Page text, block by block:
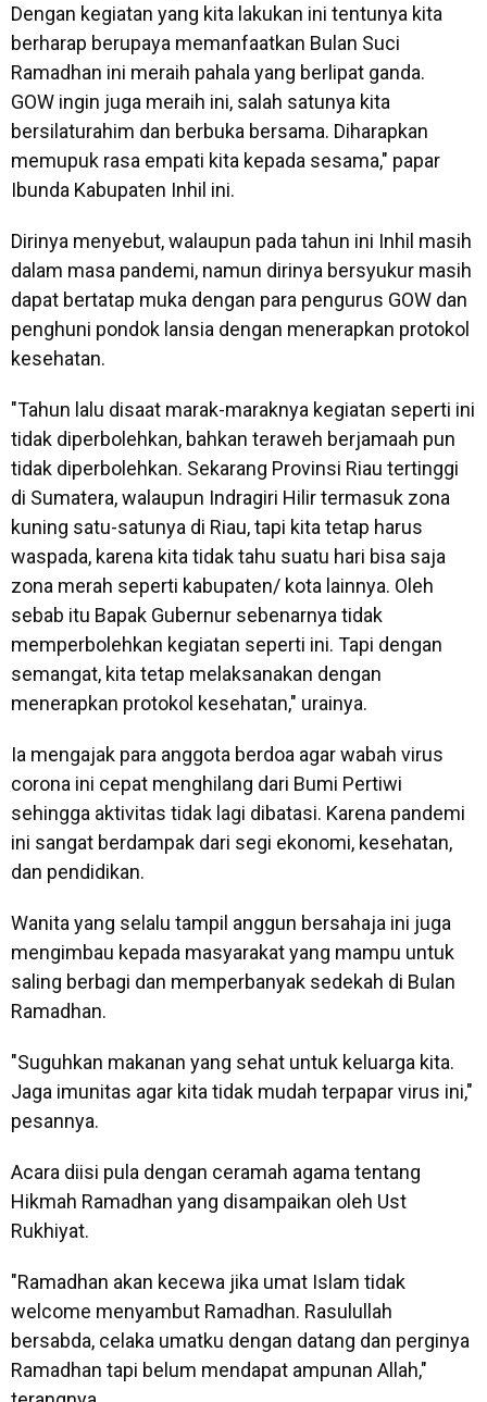
Dengan kegiatan yang kita lakukan ini tentunya kita
berharap berupaya memanfaatkan Bulan Suci
Ramadhan ini meraih pahala yang berlipat ganda.
GOW ingin juga meraih ini, salah satunya kita
bersilaturahim dan berbuka bersama. Diharapkan
memupuk rasa empati kita kepada sesama," papar
Ibunda Kabupaten Inhil ini.
Dirinya menyebut, walaupun pada tahun ini Inhil masih
dalam masa pandemi, namun dirinya bersyukur masih
dapat bertatap muka dengan para pengurus GOW dan
penghuni pondok lansia dengan menerapkan protokol
kesehatan.
"Tahun lalu disaat marak-maraknya kegiatan seperti ini
tidak diperbolehkan, bahkan teraweh berjamaah pun
tidak diperbolehkan. Sekarang Provinsi Riau tertinggi
di Sumatera, walaupun Indragiri Hilir termasuk zona
kuning satu-satunya di Riau, tapi kita tetap harus
waspada, karena kita tidak tahu suatu hari bisa saja
zona merah seperti kabupaten/ kota lainnya. Oleh
sebab itu Bapak Gubernur sebenarnya tidak
memperbolehkan kegiatan seperti ini. Tapi dengan
semangat, kita tetap melaksanakan dengan
menerapkan protokol kesehatan," urainya.
Ia mengajak para anggota berdoa agar wabah virus
corona ini cepat menghilang dari Bumi Pertiwi
sehingga aktivitas tidak lagi dibatasi. Karena pandemi
ini sangat berdampak dari segi ekonomi, kesehatan,
dan pendidikan.
Wanita yang selalu tampil anggun bersahaja ini juga
mengimbau kepada masyarakat yang mampu untuk
saling berbagi dan memperbanyak sedekah di Bulan
Ramadhan.
"Suguhkan makanan yang sehat untuk keluarga kita.
Jaga imunitas agar kita tidak mudah terpapar virus ini,"
pesannya.
Acara diisi pula dengan ceramah agama tentang
Hikmah Ramadhan yang disampaikan oleh Ust
Rukhiyat.
"Ramadhan akan kecewa jika umat Islam tidak
welcome menyambut Ramadhan. Rasulullah
bersabda, celaka umatku dengan datang dan perginya
Ramadhan tapi belum mendapat ampunan Allah,"